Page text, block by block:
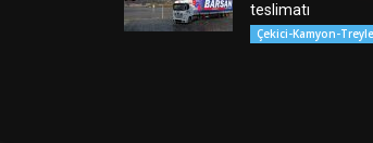
teslimatı
Çekici-Kamyon-